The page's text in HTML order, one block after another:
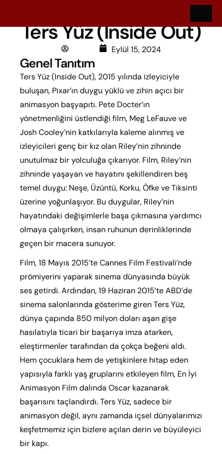
Ters Yüz (Inside Out)
Eylül 15, 2024
Genel Tanıtım
Ters Yüz (Inside Out), 2015 yılında izleyiciyle
buluşan, Pixar’ın duygu yüklü ve zihin açıcı bir
animasyon başyapıtı. Pete Docter’ın
yönetmenliğini üstlendiği film, Meg LeFauve ve
Josh Cooley’nin katkılarıyla kaleme alınmış ve
izleyicileri genç bir kız olan Riley’nin zihninde
unutulmaz bir yolculuğa çıkarıyor. Film, Riley’nin
zihninde yaşayan ve hayatını şekillendiren beş
temel duygu: Neşe, Üzüntü, Korku, Öfke ve Tiksinti
üzerine yoğunlaşıyor. Bu duygular, Riley’nin
hayatındaki değişimlerle başa çıkmasına yardımcı
olmaya çalışırken, insan ruhunun derinliklerinde
geçen bir macera sunuyor.
Film, 18 Mayıs 2015’te Cannes Film Festivali’nde
prömiyerini yaparak sinema dünyasında büyük
ses getirdi. Ardından, 19 Haziran 2015’te ABD’de
sinema salonlarında gösterime giren Ters Yüz,
dünya çapında 850 milyon doları aşan gişe
hasılatıyla ticari bir başarıya imza atarken,
eleştirmenler tarafından da çokça beğeni aldı.
Hem çocuklara hem de yetişkinlere hitap eden
yapısıyla farklı yaş gruplarını etkileyen film, En İyi
Animasyon Film dalında Oscar kazanarak
başarısını taçlandırdı. Ters Yüz, sadece bir
animasyon değil, aynı zamanda içsel dünyalarımızı
keşfetmemiz için bizlere açılan derin ve büyüleyici
bir kapı.